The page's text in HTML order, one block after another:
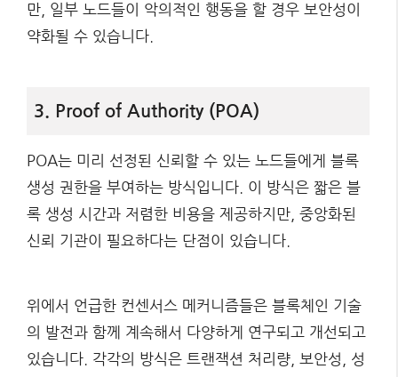
만, 일부 노드들이 악의적인 행동을 할 경우 보안성이
약화될 수 있습니다.
3. Proof of Authority (POA)
POA는 미리 선정된 신뢰할 수 있는 노드들에게 블록
생성 권한을 부여하는 방식입니다. 이 방식은 짧은 블
록 생성 시간과 저렴한 비용을 제공하지만, 중앙화된
신뢰 기관이 필요하다는 단점이 있습니다.
위에서 언급한 컨센서스 메커니즘들은 블록체인 기술
의 발전과 함께 계속해서 다양하게 연구되고 개선되고
있습니다. 각각의 방식은 트랜잭션 처리량, 보안성, 성